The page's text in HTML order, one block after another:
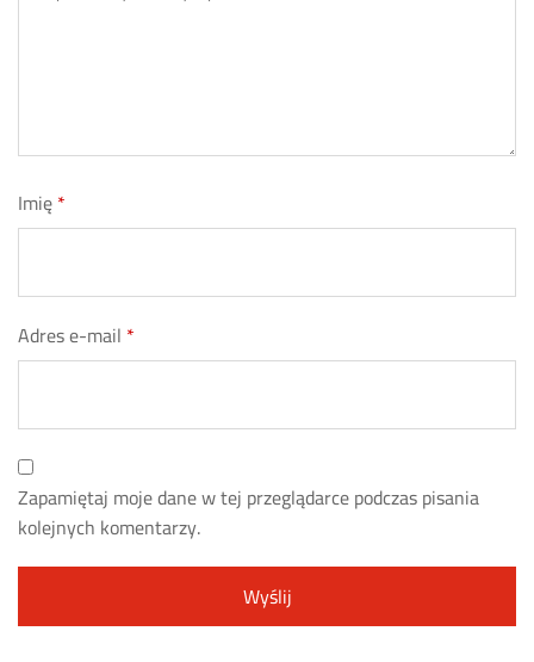
Imię*
Adres e-mail *
Zapamiętaj moje dane w tej przeglądarce podczas pisania
kolejnych komentarzy.